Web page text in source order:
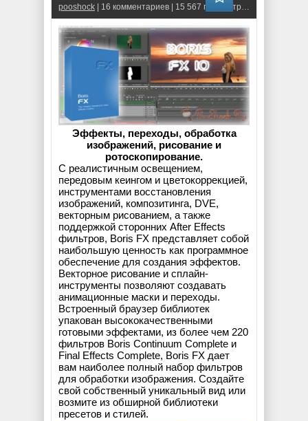
pooshock | 16 комментариев | 15 567 просмотров
Эффекты, переходы, обработка
изображений, рисование и
ротоскопирование.
С реалистичным освещением,
передовым кеингом и цветокоррекцией,
инструментами восстановления
изображений, композитинга, DVE,
векторным рисованием, а также
поддержкой сторонних After Effects
фильтров, Boris FX представляет собой
наибольшую ценность как программное
обеспечение для создания эффектов.
Векторное рисование и сплайн-
инструменты позволяют создавать
анимационные маски и переходы.
Встроенный браузер библиотек
упакован высококачественными
готовыми эффектами, из более чем 220
фильтров Boris Continuum Complete и
Final Effects Complete, Boris FX дает
вам наиболее полный набор фильтров
для обработки изображения. Создайте
свой собственный уникальный вид или
возмите из обширной библиотеки
пресетов и стилей.